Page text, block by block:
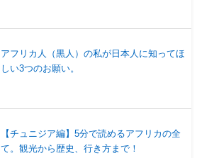
アフリカ人（黒人）の私が日本人に知ってほ
しい3つのお願い。
【チュニジア編】5分で読めるアフリカの全
て。観光から歴史、行き方まで！